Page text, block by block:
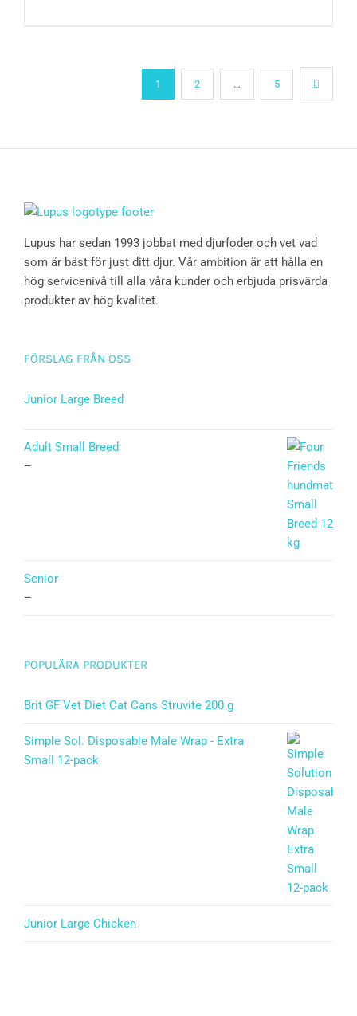
1 2 … 5
Lupus har sedan 1993 jobbat med djurfoder och vet vad
som är bäst för just ditt djur. Vår ambition är att hålla en
hög servicenivå till alla våra kunder och erbjuda prisvärda
produkter av hög kvalitet.
FÖRSLAG FRÅN OSS
Junior Large Breed
5.00av 5
Adult Small Breed
–
Senior
–
POPULÄRA PRODUKTER
Brit GF Vet Diet Cat Cans Struvite 200 g
Simple Sol. Disposable Male Wrap - Extra
Small 12-pack
Junior Large Chicken